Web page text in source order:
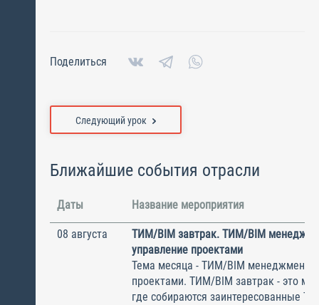
Поделиться
Следующий урок
Ближайшие события отрасли
Даты Название мероприятия
08 августа
ТИМ/BIM завтрак. ТИМ/BIM
управление проектами
Тема месяца - ТИМ/BIM менеджмент и
проектами. ТИМ/BIM завтрак - это
где собираются заинтересованные